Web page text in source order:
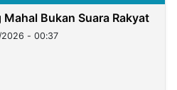
Mahal Bukan Suara Rakyat
- 00:37